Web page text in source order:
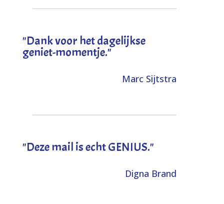
"Dank voor het dagelijkse
geniet-momentje."
Marc Sijtstra
"Deze mail is echt GENIUS."
Digna Brand